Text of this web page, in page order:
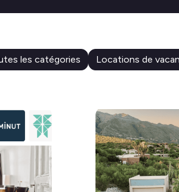
les catégories Locations de